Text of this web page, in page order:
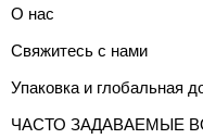
О нас
Свяжитесь с нами
Упаковка и глобальная
ЧАСТО ЗАДАВАЕМЫЕ